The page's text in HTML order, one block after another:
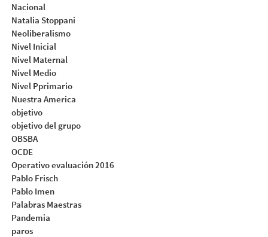
Nacional
Natalia Stoppani
Neoliberalismo
Nivel Inicial
Nivel Maternal
Nivel Medio
Nivel Pprimario
Nuestra America
objetivo
objetivo del grupo
OBSBA
OCDE
Operativo evaluación 2016
Pablo Frisch
Pablo Imen
Palabras Maestras
Pandemia
paros